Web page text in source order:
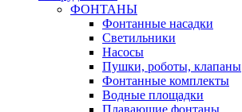
ФОНТАНЫ
Фонтанные насадки
Cветильники
Насосы
Пушки, роботы, клапаны
Фонтанные комплекты
Водные площадки
Плавающие фонтаны